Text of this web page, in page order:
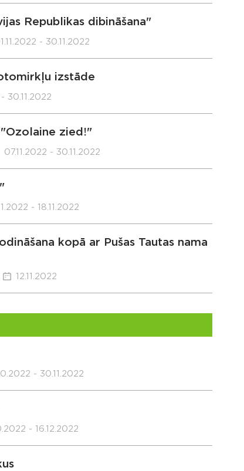
Republikas dibināšana"
- 30.11.2022
izstāde
30.11.2022
zied!"
07.11.2022 - 30.11.2022
- 18.11.2022
kopā ar Pušas Tautas nama
12.11.2022
- 30.11.2022
- 16.12.2022